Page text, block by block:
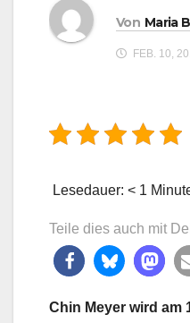
Von Maria
FEB. 10,
Lesedauer: < 1
Teile dies auch mit
Chin Meyer wird am